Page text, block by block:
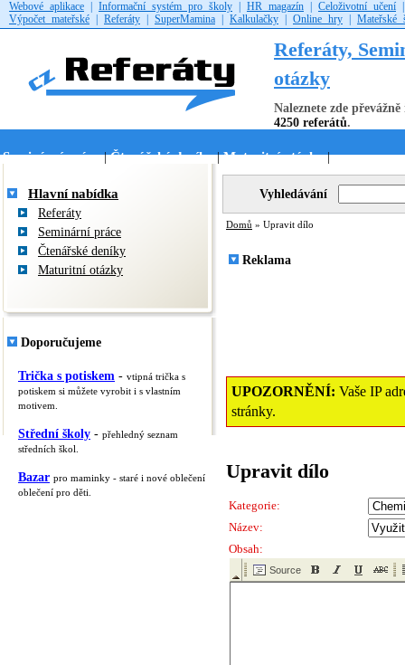
Webové aplikace Informační systém pro školy HR magazín Celoživotní učení
Výpočet mateřské
Referáty SuperMamina Kalkulačky Online hry Mateřské
Referáty,
otázky
Naleznete zde
4250 referátů.
Seminární práce|Čtenářské deníky|Maturitní otázky|
Hlavní nabídka
Referáty
Seminární práce
Čtenářské deníky
Maturitní otázky
Doporučujeme
Trička s potiskem - vtipná trička s
potiskem si můžete vyrobit i s vlastním
motivem.
Střední školy - přehledný seznam
středních škol.
Bazar pro maminky - staré i nové oblečení
oblečení pro děti.
Vyhledávání
Domů » Upravit dílo
Reklama
UPOZORNĚNÍ: Vaše IP
stránky.
Upravit dílo
Kategorie:
Název:
Obsah: